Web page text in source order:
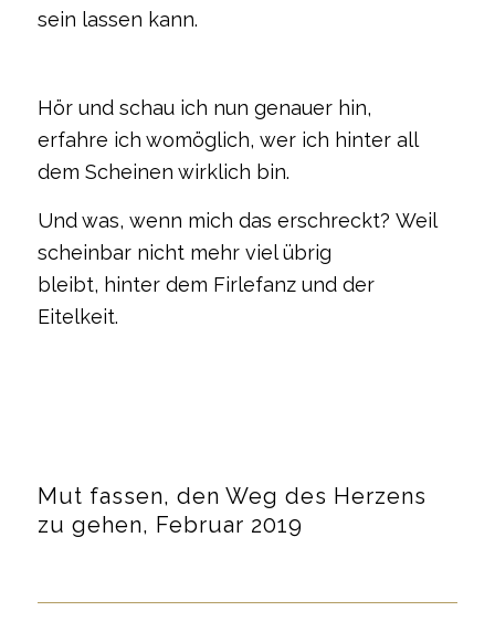
sein lassen kann.
Hör und schau ich nun genauer hin,
erfahre ich womöglich, wer ich hinter all
dem Scheinen wirklich bin.
Und was, wenn mich das erschreckt? Weil
scheinbar nicht mehr viel übrig
bleibt, hinter dem Firlefanz und der
Eitelkeit.
Mut fassen, den Weg des Herzens
zu gehen, Februar 2019